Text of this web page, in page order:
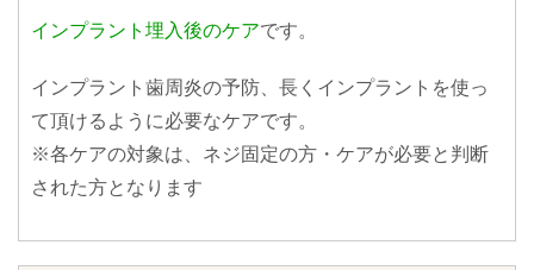
インプラント埋入後のケアです。
インプラント歯周炎の予防、長くインプラントを使っ
て頂けるように必要なケアです。
※各ケアの対象は、ネジ固定の方・ケアが必要と判断
された方となります